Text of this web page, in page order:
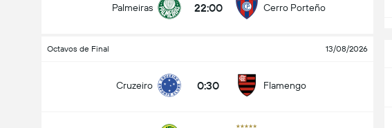
Palmeiras 22:00 Cerro Porteño
Octavos de Final 13/08/2026
Cruzeiro 0:30 Flamengo